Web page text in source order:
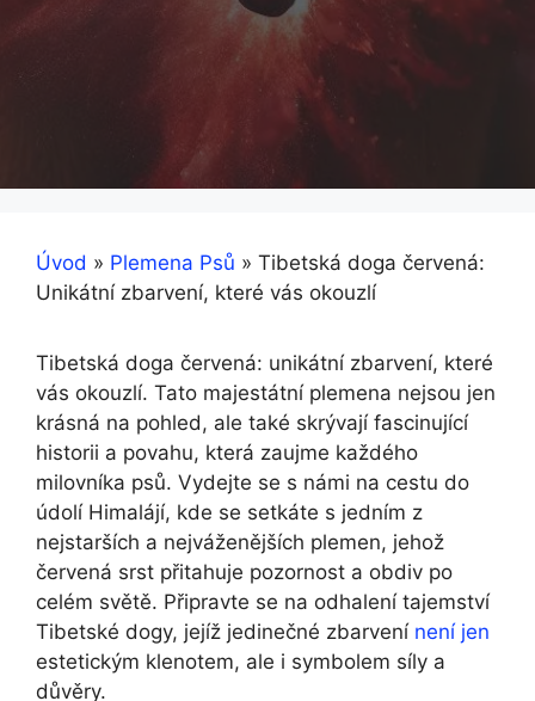
Úvod » Plemena Psů » Tibetská doga červená:
Unikátní zbarvení, které vás okouzlí
Tibetská doga červená: unikátní zbarvení, které
vás okouzlí. Tato majestátní plemena nejsou jen
krásná na pohled, ale také skrývají fascinující
historii a povahu, která zaujme každého
milovníka psů. Vydejte se s námi na cestu do
údolí Himalájí, kde se setkáte s jedním z
nejstarších a nejváženějších plemen, jehož
červená srst přitahuje pozornost a obdiv po
celém světě. Připravte se na odhalení tajemství
Tibetské dogy, jejíž jedinečné zbarvení není jen
estetickým klenotem, ale i symbolem síly a
důvěry.